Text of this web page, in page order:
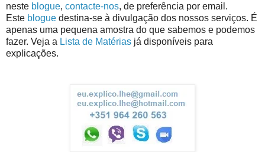
neste blogue, contacte-nos, de preferência por email.
Este blogue destina-se à divulgação dos nossos serviços. É
apenas uma pequena amostra do que sabemos e podemos
fazer. Veja a Lista de Matérias já disponíveis para
explicações.